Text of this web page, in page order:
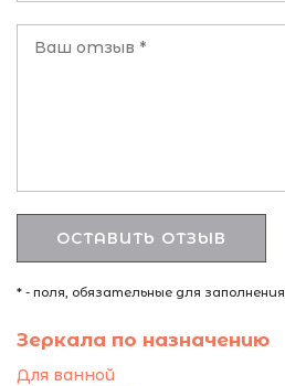
* - поля, обязательные для заполнения
Зеркала по назначению
Для ванной